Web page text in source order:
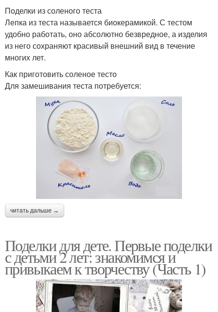
Поделки из соленого теста
Лепка из теста называется биокерамикой. С тестом
удобно работать, оно абсолютно безвредное, а изделия
из него сохраняют красивый внешний вид в течение
многих лет.
Как приготовить соленое тесто
Для замешивания теста потребуется:
читать дальше →
Поделки для дете. Первые поделки
с детьми 2 лет: знакомимся и
привыкаем к творчеству (Часть 1)